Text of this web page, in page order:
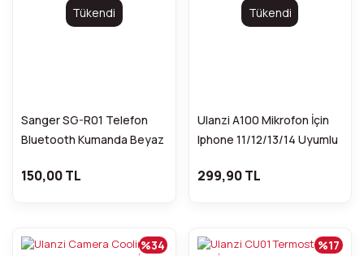
Tükendi
Sanger SG-R01 Telefon
Bluetooth Kumanda Beyaz
150,00 TL
Tükendi
Ulanzi A100 Mikrofon İçin
Iphone 11/12/13/14 Uyumlu
299,90 TL
%34 %17